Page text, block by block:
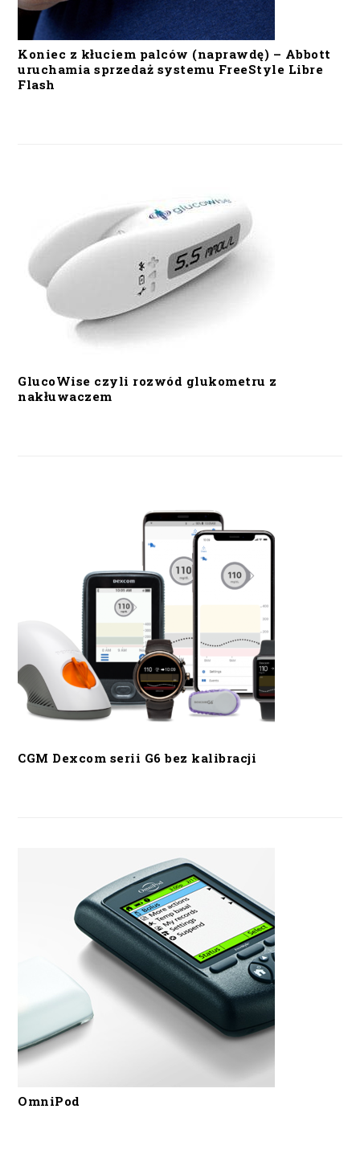
Koniec z kłuciem palców (naprawdę) – Abbott
uruchamia sprzedaż systemu FreeStyle Libre
Flash
GlucoWise czyli rozwód glukometru z
nakłuwaczem
CGM Dexcom serii G6 bez kalibracji
OmniPod